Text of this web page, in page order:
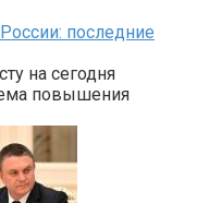
последние
на сегодня
повышения